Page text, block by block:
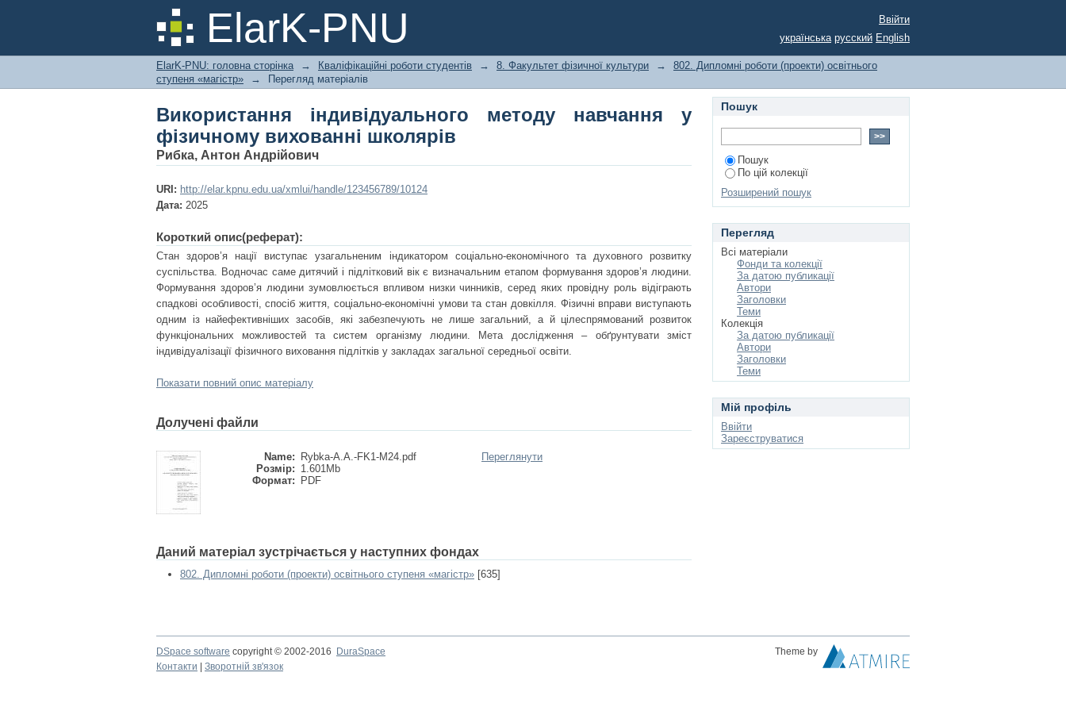
ElarK-PNU
Використання індивідуального методу навчання у фізичному вихованні
школярів
Ввійти
українська русский English
ElarK-PNU: головна сторінка → Кваліфікаційні роботи студентів → 8. Факультет фізичної культури →
802. Дипломні роботи (проекти) освітнього
ступеня «магістр»
→ Перегляд матеріалів
Використання індивідуального методу навчання у
фізичному вихованні школярів
Рибка, Антон Андрійович
URI: http://elar.kpnu.edu.ua/xmlui/handle/123456789/10124
Дата: 2025
Короткий опис(реферат):
Стан здоров’я нації виступає узагальненим індикатором соціально-економічного та духовного розвитку
суспільства. Водночас саме дитячий і підлітковий вік є визначальним етапом формування здоров’я людини.
Формування здоров’я людини зумовлюється впливом низки чинників, серед яких провідну роль відіграють
спадкові особливості, спосіб життя, соціально-економічні умови та стан довкілля. Фізичні вправи виступають
одним із найефективніших засобів, які забезпечують не лише загальний, а й цілеспрямований розвиток
функціональних можливостей та систем організму людини. Мета дослідження – обґрунтувати зміст
індивідуалізації фізичного виховання підлітків у закладах загальної середньої освіти.
Показати повний опис матеріалу
Долучені файли
Name:
Rybka-A.A.-FK1-M24.pdf
Розмір: 1.601Mb
Формат:
PDF
Переглянути
Даний матеріал зустрічається у наступних фондах
802. Дипломні роботи (проекти) освітнього ступеня «магістр» [635]
Пошук
Пошук
По цій колекції
Розширений пошук
Перегляд
Всі матеріали
Фонди та колекції
За датою публикації
Автори
Заголовки
Теми
Колекція
За датою публикації
Автори
Заголовки
Теми
Мій профіль
Ввійти
Зареєструватися
DSpace software copyright © 2002-2016 DuraSpace
Theme by
Контакти
Зворотній зв'язок